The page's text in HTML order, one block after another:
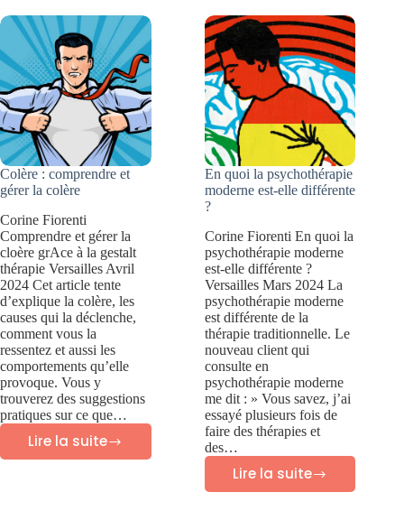
:
Martin
–
Prendre
confiance
Julie
–
Anxiété
sévère
Colère : comprendre et
gérer la colère
Corine Fiorenti
Comprendre et gérer la
cloère grAce à la gestalt
thérapie Versailles Avril
2024 Cet article tente
d’explique la colère, les
causes qui la déclenche,
comment vous la
ressentez et aussi les
comportements qu’elle
provoque. Vous y
trouverez des suggestions
pratiques sur ce que…
Lire la suite
En quoi la psychothérapie
moderne est-elle différente
?
Corine Fiorenti En quoi la
psychothérapie moderne
est-elle différente ?
Versailles Mars 2024 La
psychothérapie moderne
est différente de la
thérapie traditionnelle. Le
nouveau client qui
consulte en
psychothérapie moderne
me dit : » Vous savez, j’ai
essayé plusieurs fois de
faire des thérapies et
des…
Lire la suite